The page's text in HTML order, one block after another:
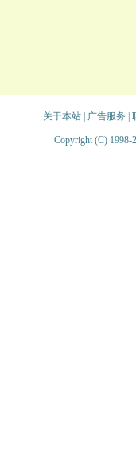
关于本站| 广告服务
Copyright (C) 1998-